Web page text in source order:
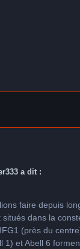
a dit :
faire depuis
dans la
(près du
1) et Abell 6